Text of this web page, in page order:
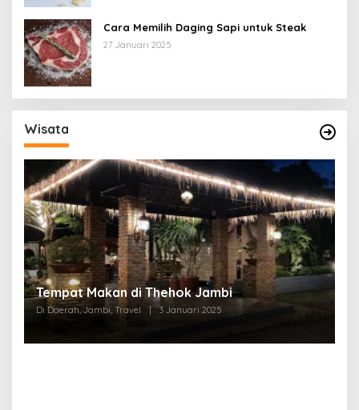
Cara Memilih Daging Sapi untuk Steak
27 Januari 2025
Wisata
Tempat Makan di Thehok Jambi
Di Daerah, Jambi, Travel 3 Januari 2025